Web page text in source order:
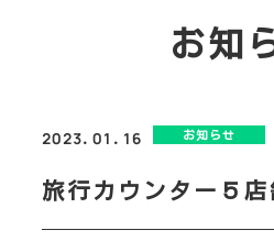
お知
2023.01.16 お知らせ
旅行カウンター５